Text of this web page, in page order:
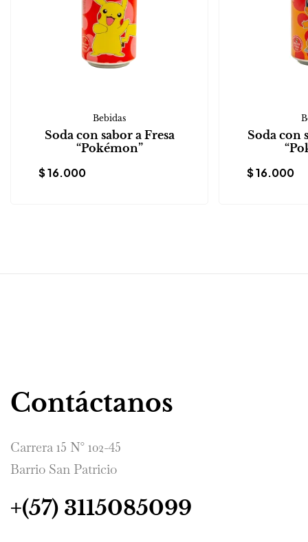
Bebidas
Soda con sabor a Fresa
“Pokémon”
$16.000
Soda con
$16.000
Contáctanos
Carrera 15 N° 102-45
Barrio San Patricio
+(57) 3115085099